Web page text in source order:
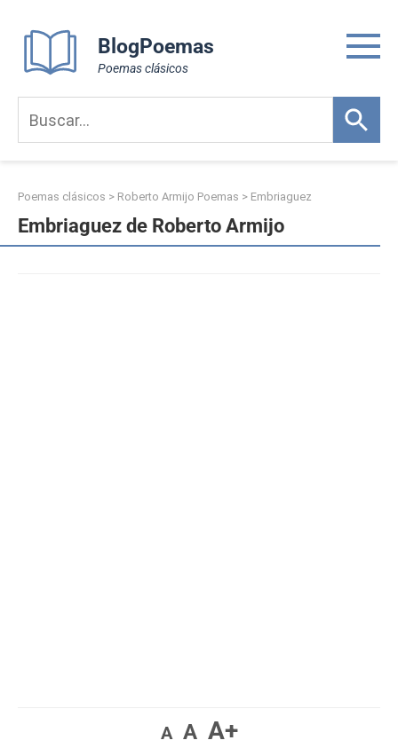
content
BlogPoemas
Poemas clásicos
Poemas clásicos > Roberto Armijo Poemas > Embriaguez
Embriaguez de Roberto Armijo
A A A+